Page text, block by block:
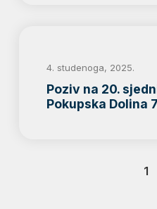
4. studenoga, 2025.
Poziv na 20.
Pokupska Dolina
1